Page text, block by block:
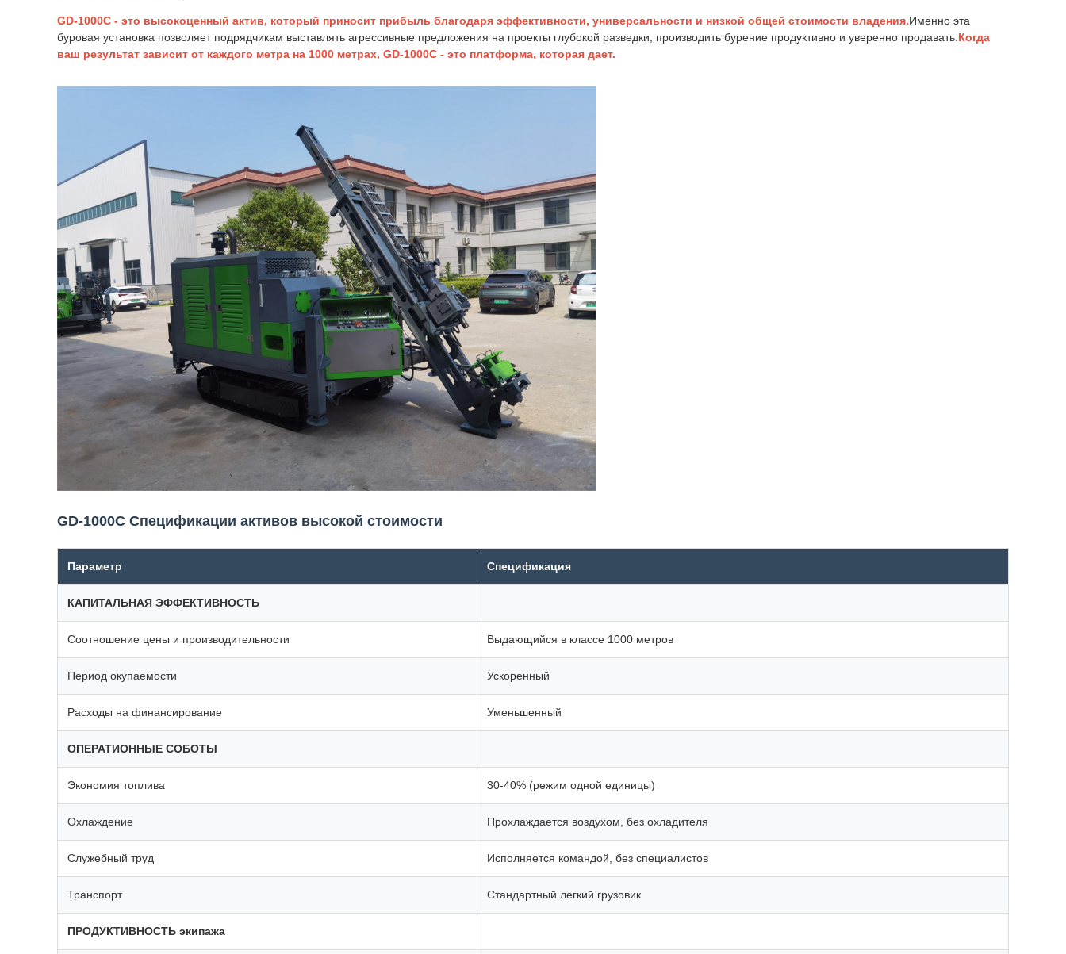
GD-1000C - это высокоценный актив, который приносит прибыль благодаря эффективности, универсальности и низкой общей стоимости владения.Именно эта
буровая установка позволяет подрядчикам выставлять агрессивные предложения на проекты глубокой разведки, производить бурение продуктивно и уверенно продавать. Когда
ваш результат зависит от каждого метра на 1000 метрах, GD-1000C - это платформа, которая дает.
GD-1000C Спецификации активов высокой стоимости
Параметр Спецификация
КАПИТАЛЬНАЯ ЭФФЕКТИВНОСТЬ
Соотношение цены и производительности Выдающийся в классе 1000 метров
Период окупаемости Ускоренный
Расходы на финансирование Уменьшенный
ОПЕРАТИОННЫЕ СОБОТЫ
Экономия топлива 30-40% (режим одной единицы)
Охлаждение Прохлаждается воздухом, без охладителя
Служебный труд Исполняется командой, без специалистов
Транспорт Стандартный легкий грузовик
ПРОДУКТИВНОСТЬ экипажа